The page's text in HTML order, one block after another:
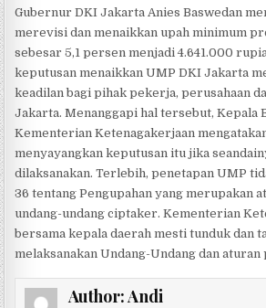
Gubernur DKI Jakarta Anies Baswedan
merevisi dan menaikkan upah minimum
sebesar 5,1 persen menjadi 4.641.000
keputusan menaikkan UMP DKI Jakarta
keadilan bagi pihak pekerja, perusahaan
Jakarta. Menanggapi hal tersebut, Kepala
Kementerian Ketenagakerjaan
menyayangkan keputusan itu jika
dilaksanakan. Terlebih, penetapan UMP
36 tentang Pengupahan yang merupakan
undang-undang ciptaker. Kementerian
bersama kepala daerah mesti tunduk dan
melaksanakan Undang-Undang dan aturan
Author:Andi